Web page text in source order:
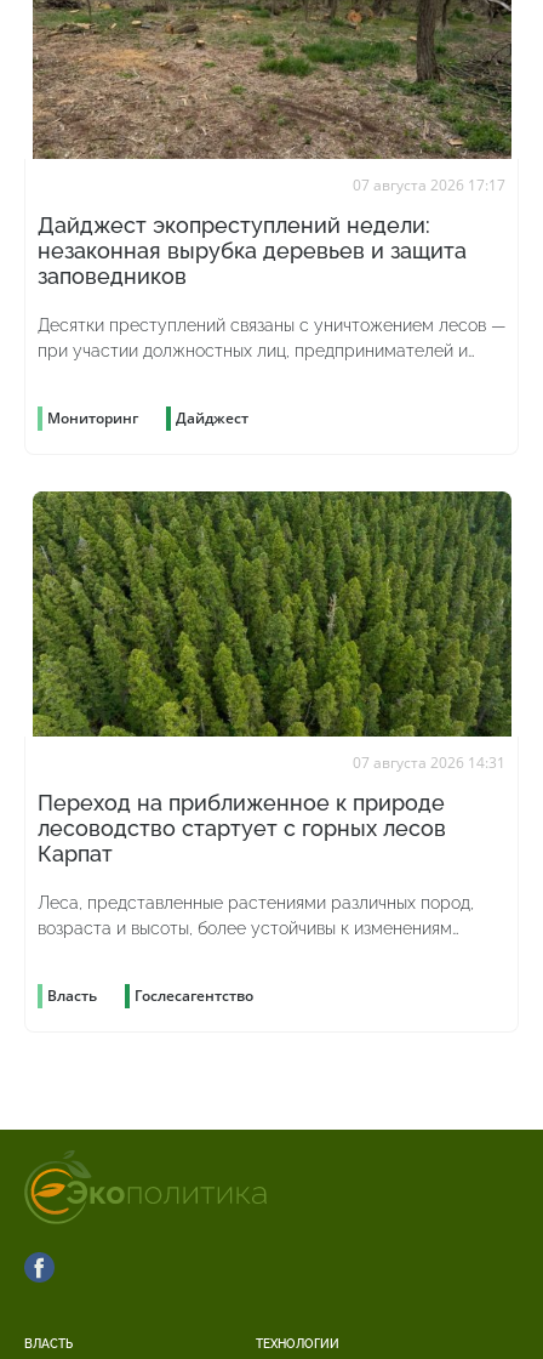
07 августа 2026 17:17
Дайджест экопреступлений недели:
незаконная вырубка деревьев и защита
заповедников
Десятки преступлений связаны с уничтожением лесов —
при участии должностных лиц, предпринимателей и
Мониторинг Дайджест
07 августа 2026 14:31
Переход на приближенное к природе
лесоводство стартует с горных лесов
Карпат
Леса, представленные растениями различных пород,
возраста и высоты, более устойчивы к изменениям
Власть Гослесагентство
ВЛАСТЬ ТЕХНОЛОГИИ